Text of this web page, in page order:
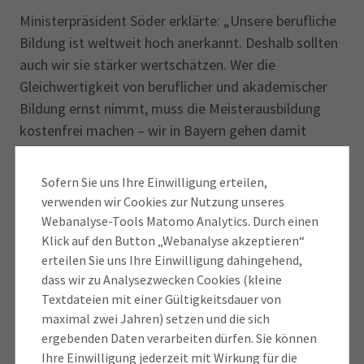
Sofern Sie uns Ihre Einwilligung erteilen,
verwenden wir Cookies zur Nutzung unseres
Webanalyse-Tools Matomo Analytics. Durch einen
Klick auf den Button „Webanalyse akzeptieren“
erteilen Sie uns Ihre Einwilligung dahingehend,
dass wir zu Analysezwecken Cookies (kleine
Textdateien mit einer Gültigkeitsdauer von
maximal zwei Jahren) setzen und die sich
ergebenden Daten verarbeiten dürfen. Sie können
Ihre Einwilligung jederzeit mit Wirkung für die
Ministerpräsident Söder erklärte: „Unsere berufliche
Bildung ist weltweit hoch anerkannt. Deshalb sollten
auch wir sie stärker wertschätzen. Wer die
Gleichwertigkeit von beruf­licher und akademischer
Bildung ernst nimmt, muss die Meisterausbildung
kostenfrei machen – wir in Bayern gehen damit
voran. Unsere Meisterinnen und Meister haben
hervorragende berufliche Perspektiven und können
stolz auf sich sein. Herzlichen Glückwunsch!“
Söder und Gößl dankten auch den rund 9.000
ehrenamtlichen Prüferinnen und Prüfern der IHK für
München und Oberbayern, deren Expertise und
Engagement in der Beruflichen Aus- und Fortbildung
unverzichtbar sind. Gößl lud die Absolventen ein, ihr
Fachwissen, ihr Können und vor allem ihre